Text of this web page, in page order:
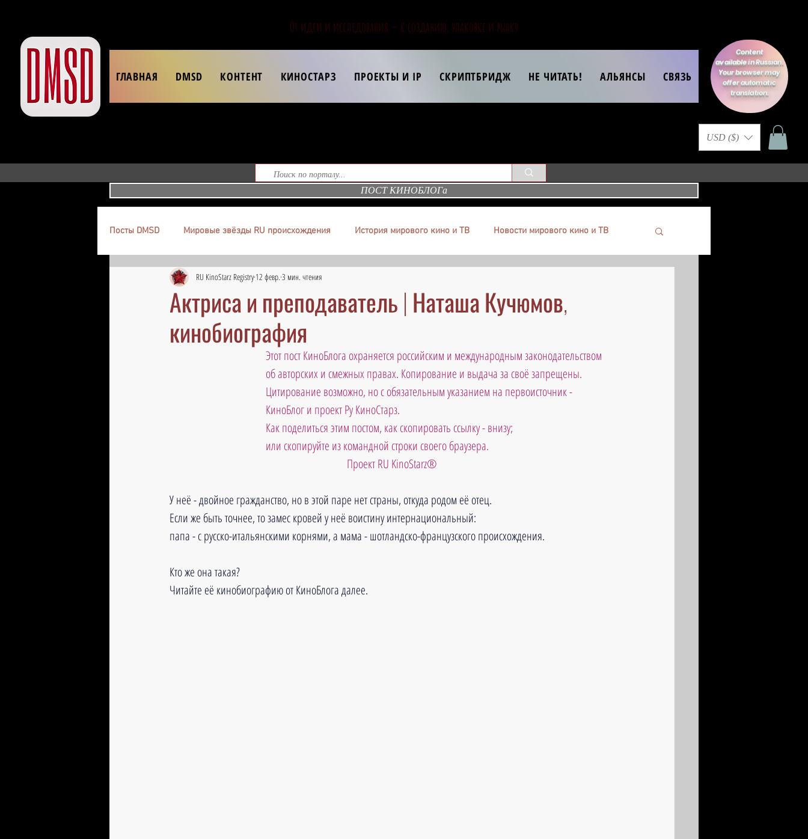
От идеи и исследования — к созданию, упаковке и рынку
ГЛАВНАЯ DMSD КОНТЕНТ КИНОСТАРЗ ПРОЕКТЫ И IP СКРИПТБРИДЖ НЕ ЧИТАТЬ! АЛЬЯНСЫ СВЯЗЬ
Content
available in Russian.
Your browser may
offer automatic
translation.
USD ($)
ПОСТ КИНОБЛОГа
Посты DMSD Мировые звёзды RU происхождения История мирового кино и ТВ Новости мирового кино и ТВ
Актриса и преподаватель | Наташа Кучюмов,
кинобиография
RU KinoStarz Registry 12 февр. 3 мин. чтения
Этот пост КиноБлога охраняется российским и международным законодательством
об авторских и смежных правах. Копирование и выдача за своё запрещены.
Цитирование возможно, но с обязательным указанием на первоисточник -
КиноБлог и проект Ру КиноСтарз.
Как поделиться этим постом, как скопировать ссылку - внизу;
или скопируйте из командной строки своего браузера.
Проект RU KinoStarz®
У неё - двойное гражданство, но в этой паре нет страны, откуда родом её отец.
Если же быть точнее, то замес кровей у неё воистину интернациональный:
папа - с русско-итальянскими корнями, а мама - шотландско-французского происхождения.
Кто же она такая?
Читайте её кинобиографию от КиноБлога далее.